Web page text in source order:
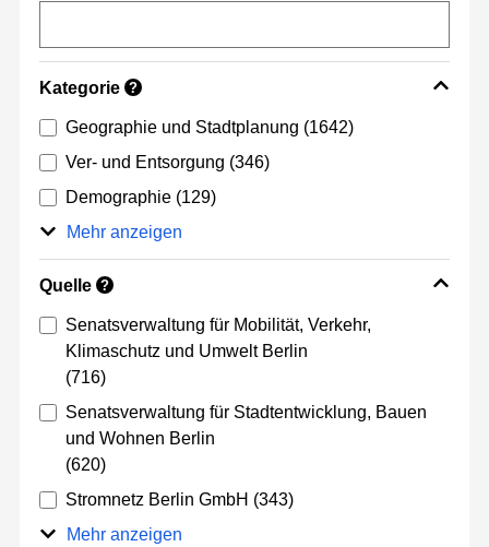
Kategorie ?
Geographie und Stadtplanung (1642)
Ver- und Entsorgung (346)
Demographie (129)
Mehr anzeigen
Quelle ?
Senatsverwaltung für Mobilität, Verkehr,
Klimaschutz und Umwelt Berlin
(716)
Senatsverwaltung für Stadtentwicklung, Bauen
und Wohnen Berlin
(620)
Stromnetz Berlin GmbH (343)
Mehr anzeigen